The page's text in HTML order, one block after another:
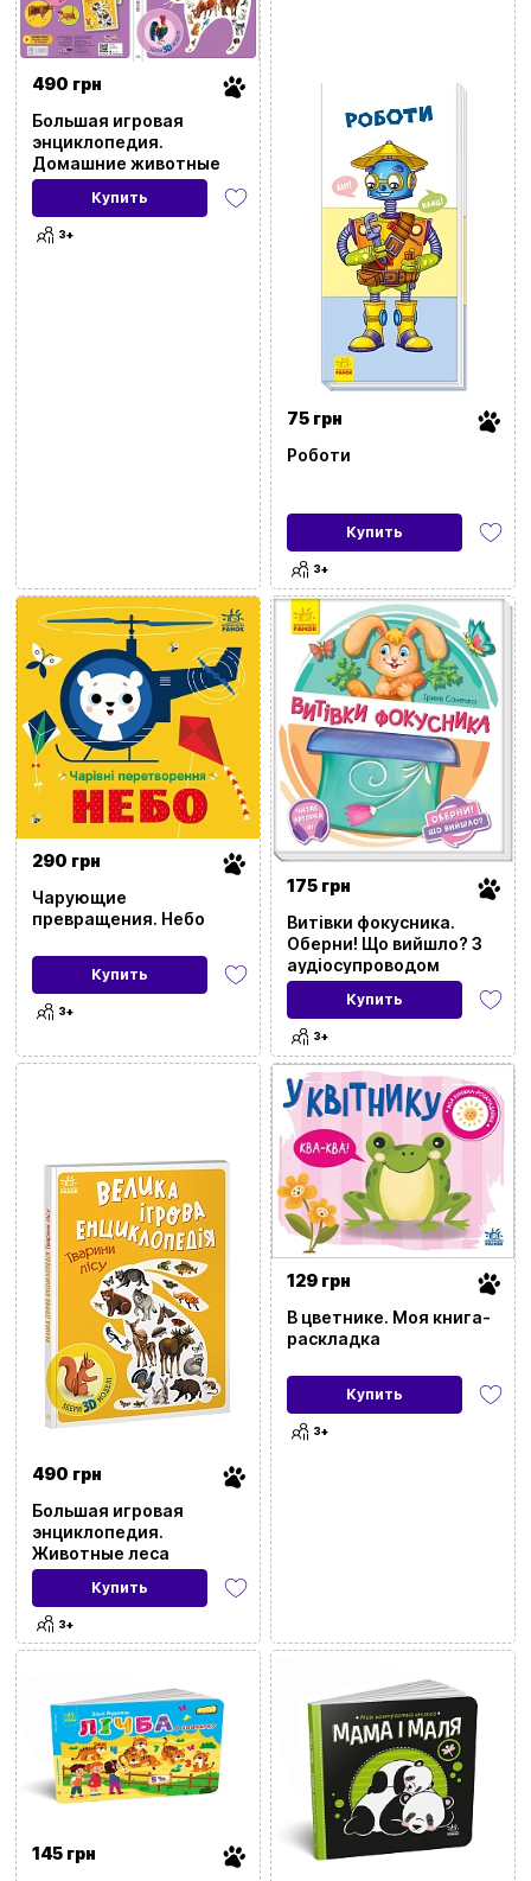
490 грн
Большая игровая
энциклопедия.
Домашние животные
Купить
3+
75 грн
Роботи
Купить
3+
290 грн
Чарующие
превращения. Небо
Купить
3+
175 грн
Витівки фокусника.
Оберни! Що вийшло? З
аудіосупроводом
Купить
3+
490 грн
Большая игровая
энциклопедия.
Животные леса
Купить
3+
129 грн
В цветнике. Моя книга-
раскладка
Купить
3+
145 грн